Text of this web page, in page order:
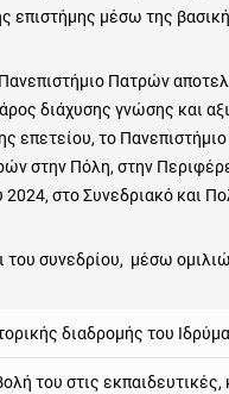
επιστήμης μέσω της
Πατρών
διάχυσης γνώσης και
επετείου, το
στην Πόλη, στην
στο Συνεδριακό και
του συνεδρίου, μέσω
διαδρομής του
του στις